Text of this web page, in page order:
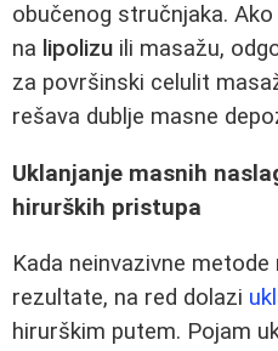
obučenog stručnjaka.
na lipolizu ili masažu,
za površinski celulit
rešava dublje masne
Uklanjanje masnih
hirurških pristupa
Kada neinvazivne
rezultate, na red dolazi
hirurškim putem. Pojam